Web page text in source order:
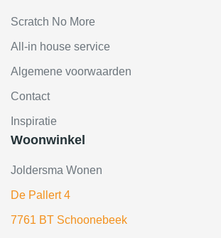
Scratch No More
All-in house service
Algemene voorwaarden
Contact
Inspiratie
Woonwinkel
Joldersma Wonen
De Pallert 4
7761 BT Schoonebeek